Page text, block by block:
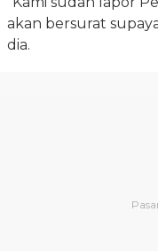
akan bersurat
dia.